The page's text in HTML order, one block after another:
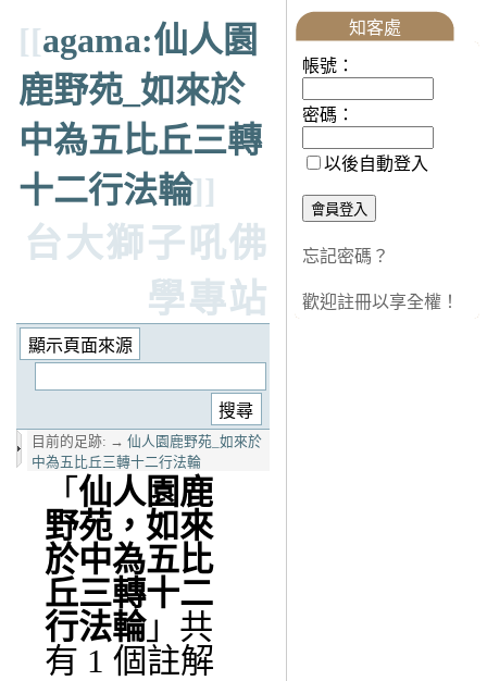
[[agama:仙人園
鹿野苑_如來於
中為五比丘三轉
十二行法輪]]
台大獅子吼佛
學專站
目前的足跡: → 仙人園鹿野苑_如來於
中為五比丘三轉十二行法輪
「 仙人園鹿
野苑，如來
於中為五比
丘三轉十二
行法輪」共
有 1 個註解
知客處
帳號：
密碼：
以後自動登入
忘記密碼？
歡迎註冊以享全權！